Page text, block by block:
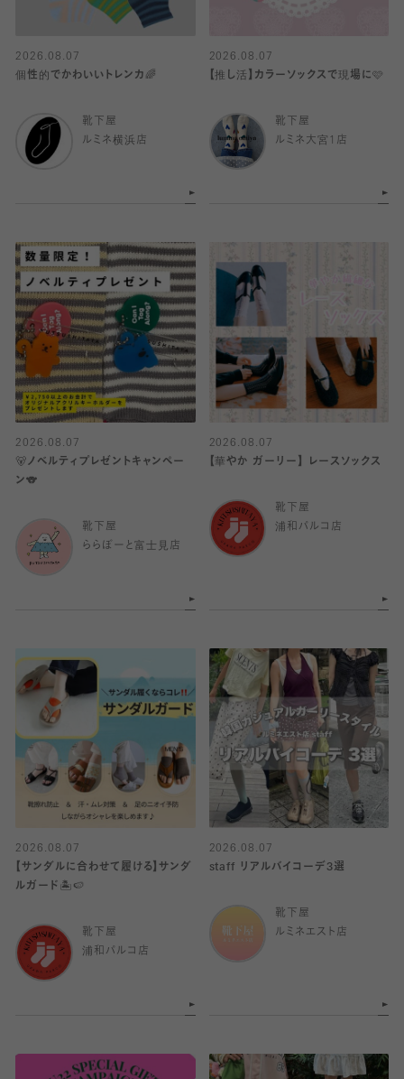
2026.08.07
個性的でかわいいトレンカ🌈
靴下屋
ルミネ横浜店
2026.08.07
【推し活】カラーソックスで現場に🩷
靴下屋
ルミネ大宮1店
2026.08.07
🐻ノベルティプレゼントキャンペー
ン🐨
靴下屋
ららぽーと富士見店
2026.08.07
【華やか ガーリー】 レースソックス
靴下屋
浦和パルコ店
2026.08.07
【サンダルに合わせて履ける】サンダ
ルガード🏝️🍉
靴下屋
浦和パルコ店
2026.08.07
staff リアルバイコーデ3選
靴下屋
ルミネエスト店